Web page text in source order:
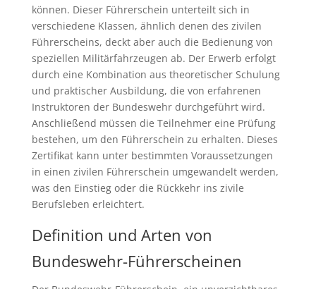
können. Dieser Führerschein unterteilt sich in
verschiedene Klassen, ähnlich denen des zivilen
Führerscheins, deckt aber auch die Bedienung von
speziellen Militärfahrzeugen ab. Der Erwerb erfolgt
durch eine Kombination aus theoretischer Schulung
und praktischer Ausbildung, die von erfahrenen
Instruktoren der Bundeswehr durchgeführt wird.
Anschließend müssen die Teilnehmer eine Prüfung
bestehen, um den Führerschein zu erhalten. Dieses
Zertifikat kann unter bestimmten Voraussetzungen
in einen zivilen Führerschein umgewandelt werden,
was den Einstieg oder die Rückkehr ins zivile
Berufsleben erleichtert.
Definition und Arten von
Bundeswehr-Führerscheinen